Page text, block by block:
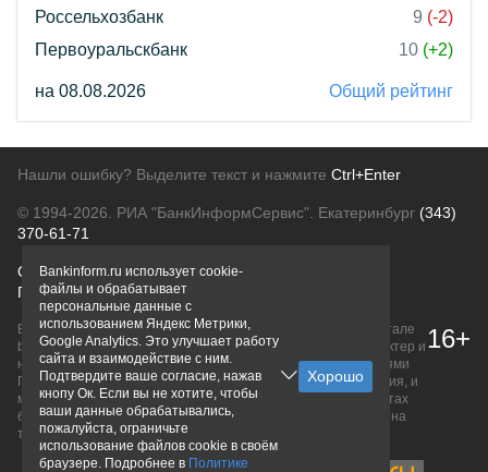
Россельхозбанк
9 (-2)
Первоуральскбанк
10 (+2)
на 08.08.2026 Общий рейтинг
Нашли ошибку? Выделите текст и нажмите Ctrl+Enter
© 1994-2026. РИА "БанкИнформСервис". Екатеринбург (343)
370-61-71
О проектеПолитика конфиденциальности
Правовая информацияДля рекламодателей
Вся информация о продуктах банков, размещенная на портале
bankinform.ru, носит исключительно ознакомительный характер и
не является публичной офертой, определяемой положениями
ГК РФ. Информация не содержит точного и полного описания, и
может быть изменена. Конечные условия уточняйте на сайтах
банков или при личном обращении. Исключительное право на
товарные знаки принадлежит их правообладателям.
16+
Bankinform.ru использует cookie-
файлы и обрабатывает
персональные данные с
использованием Яндекс Метрики,
Google Analytics. Это улучшает работу
сайта и взаимодействие с ним.
Подтвердите ваше согласие, нажав
кнопу Ок. Если вы не хотите, чтобы
ваши данные обрабатывались,
пожалуйста, ограничьте
использование файлов cookie в своём
браузере. Подробнее в Политике